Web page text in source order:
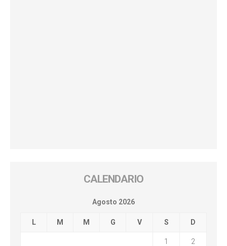
CALENDARIO
Agosto 2026
L M M G V S D
1 2